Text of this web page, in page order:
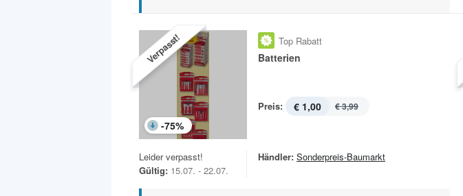
Verpasst!
-75%
Top Rabatt
Batterien
Preis: € 1,00 € 3,99
Leider verpasst!
Gültig: 15.07. - 22.07.
Händler: Sonderpreis-Baumarkt